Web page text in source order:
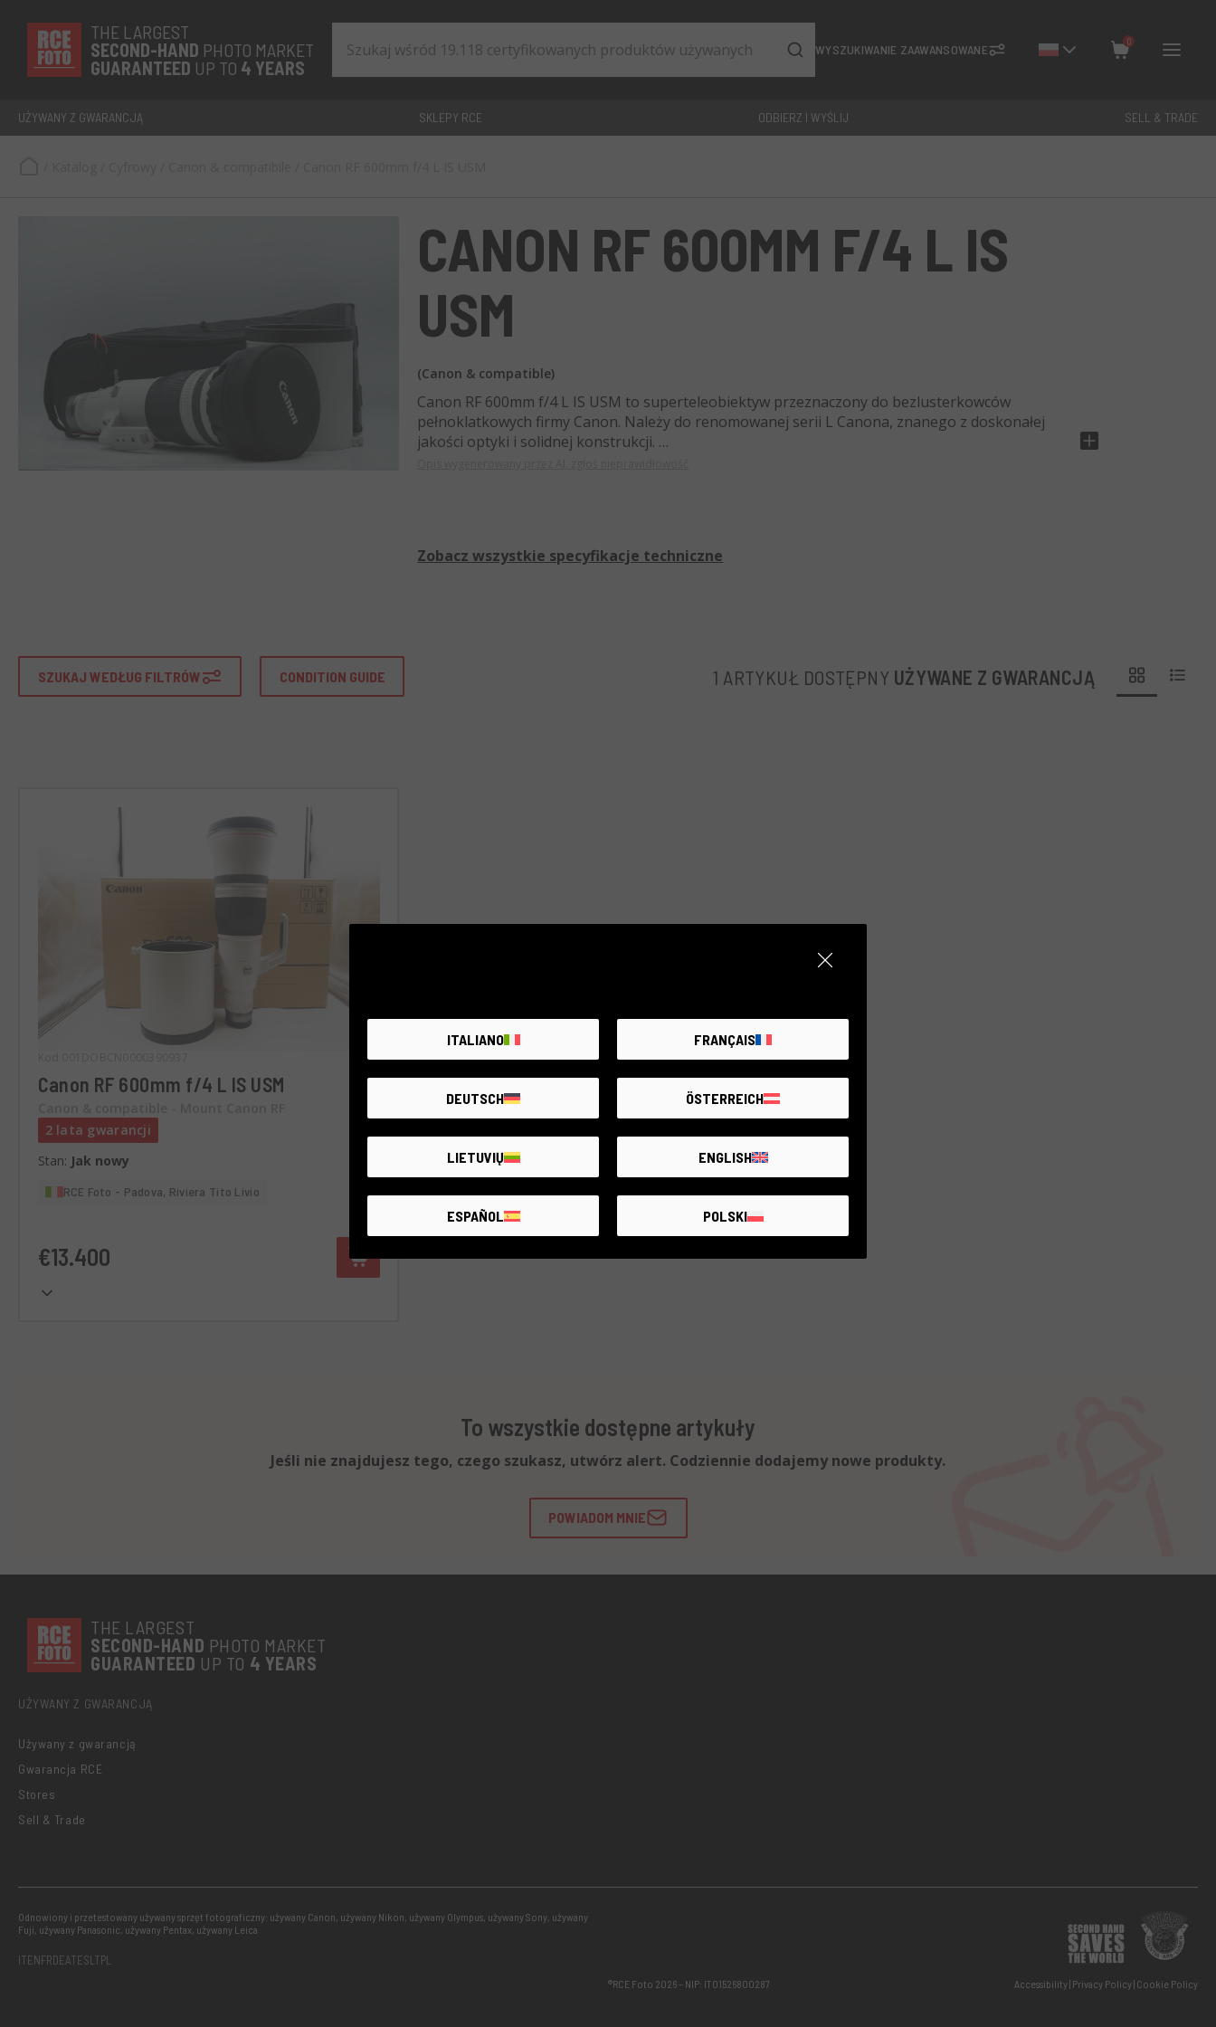
THE LARGEST
SECOND-HAND PHOTO MARKET
GUARANTEED UP TO 4 YEARS
WYSZUKIWANIE ZAAWANSOWANE
0
Zamknij
UŻYWANY Z GWARANCJĄ SKLEPY RCE ODBIERZ I WYŚLIJ SELL & TRADE
CANON RF 600MM F/4 L IS
USM
(Canon & compatible)
Canon RF 600mm f/4 L IS USM to superteleobiektyw przeznaczony do bezlusterkowców
pełnoklatkowych firmy Canon. Należy do renomowanej serii L Canona, znanego z doskonałej
jakości optyki i solidnej konstrukcji.
Zobacz wszystkie specyfikacje techniczne
SZUKAJ WEDŁUG FILTRÓW CONDITION GUIDE 1 ARTYKUŁ DOSTĘPNY UŻYWANE Z GWARANCJĄ
Canon RF 600mm f/4 L IS USM
2 lata gwarancji
Stan: Jak nowy
RCE Foto - Padova, Riviera Tito Livio
€13.400
To wszystkie dostępne artykuły
Jeśli nie znajdujesz tego, czego szukasz, utwórz alert. Codziennie dodajemy nowe produkty.
POWIADOM MNIE
THE LARGEST
SECOND-HAND PHOTO MARKET
GUARANTEED UP TO 4 YEARS
UŻYWANY Z GWARANCJĄ
Używany z gwarancją
Gwarancja RCE
Stores
Sell & Trade
Odnowiony i przetestowany używany sprzęt fotograficzny: używany Canon, używany Nikon, używany Olympus, używany Sony, używany
Fuji, używany Panasonic, używany Pentax, używany Leica
ITENFRDEATESLTPL
®RCE Foto 2026 – NIP: IT01526800287 Accessibility Privacy Policy Cookie Policy
ITALIANO FRANÇAIS
DEUTSCH ÖSTERREICH
LIETUVIŲ ENGLISH
ESPAÑOL POLSKI